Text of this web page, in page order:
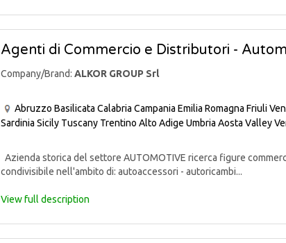
Agenti di Commercio e Distributori -
Company/Brand: ALKOR GROUP Srl
Abruzzo Basilicata Calabria Campania Emilia Romagna Friuli
Sardinia Sicily Tuscany Trentino Alto Adige Umbria Aosta Valley
Azienda storica del settore AUTOMOTIVE ricerca figure
condivisibile nell'ambito di: autoaccessori - autoricambi...
View full description